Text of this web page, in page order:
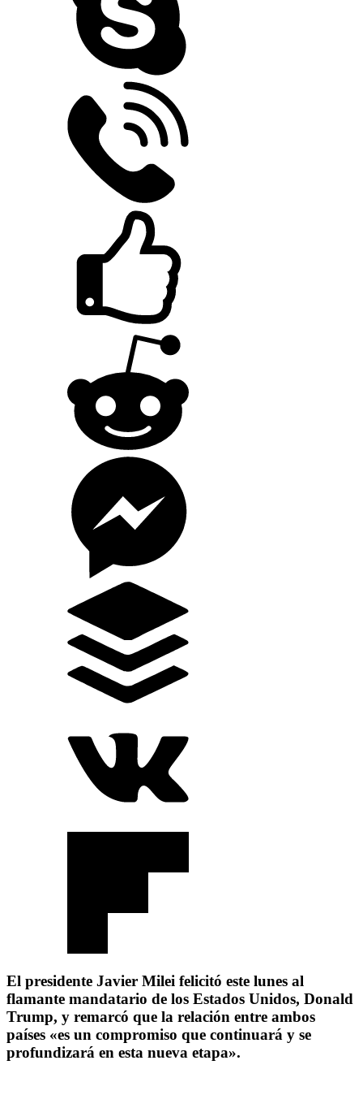
El presidente Javier Milei felicitó este lunes al
flamante mandatario de los Estados Unidos, Donald
Trump, y remarcó que la relación entre ambos
países «es un compromiso que continuará y se
profundizará en esta nueva etapa».